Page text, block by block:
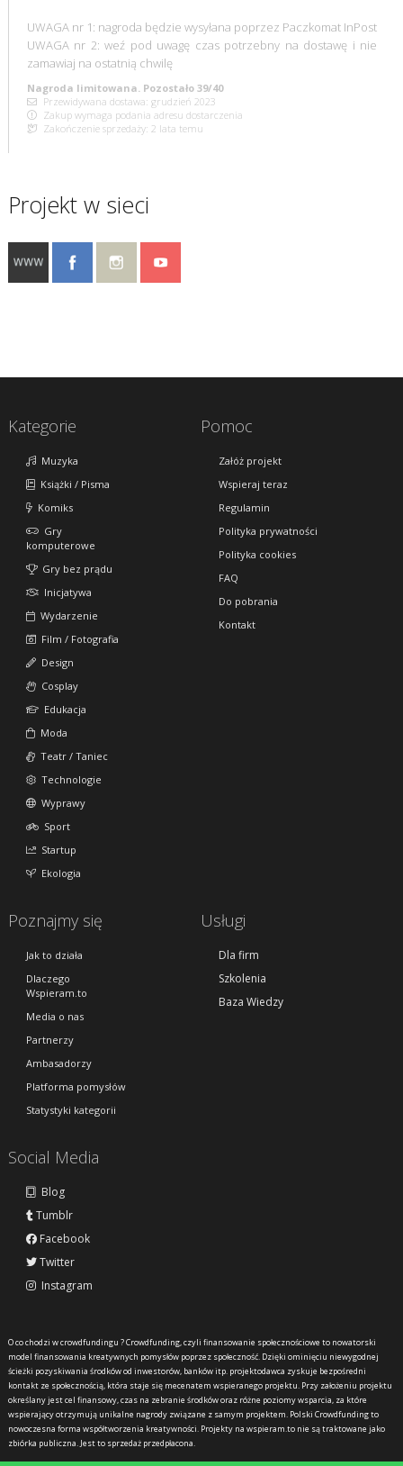
UWAGA nr 1: nagroda będzie wysyłana poprzez Paczkomat InPost
UWAGA nr 2: weź pod uwagę czas potrzebny na dostawę i nie
zamawiaj na ostatnią chwilę
Nagroda limitowana. Pozostało 39/40
Przewidywana dostawa: grudzień 2023
Zakup wymaga podania adresu dostarczenia
Zakończenie sprzedaży: 2 lata temu
Projekt w sieci
Kategorie
Muzyka
Książki / Pisma
Komiks
Gry
komputerowe
Gry bez prądu
Inicjatywa
Wydarzenie
Film / Fotografia
Design
Cosplay
Edukacja
Moda
Teatr / Taniec
Technologie
Wyprawy
Sport
Startup
Ekologia
Pomoc
Załóż projekt
Wspieraj teraz
Regulamin
Polityka prywatności
Polityka cookies
FAQ
Do pobrania
Kontakt
Poznajmy się
Jak to działa
Dlaczego
Wspieram.to
Media o nas
Partnerzy
Ambasadorzy
Platforma pomysłów
Statystyki kategorii
Usługi
Dla firm
Szkolenia
Baza Wiedzy
Social Media
Blog
Tumblr
Facebook
Twitter
Instagram
O co chodzi w crowdfundingu ?Crowdfunding, czyli finansowanie społecznościowe to nowatorski
model finansowania kreatywnych pomysłów poprzez społeczność. Dzięki ominięciu niewygodnej
ścieżki pozyskiwania środków od inwestorów, banków itp. projektodawca zyskuje bezpośredni
kontakt ze społecznością, która staje się mecenatem wspieranego projektu. Przy założeniu projektu
określany jest cel finansowy, czas na zebranie środków oraz różne poziomy wsparcia, za które
wspierający otrzymują unikalne nagrody związane z samym projektem. Polski Crowdfunding to
nowoczesna forma współtworzenia kreatywności. Projekty na wspieram.to nie są traktowane jako
zbiórka publiczna. Jest to sprzedaż przedpłacona.